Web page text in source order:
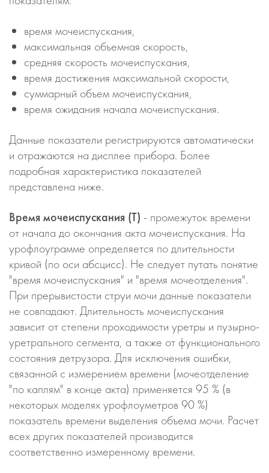
время мочеиспускания,
максимальная объемная скорость,
средняя скорость мочеиспускания,
время достижения максимальной скорости,
суммарный объем мочеиспускания,
время ожидания начала мочеиспускания.
Данные показатели регистрируются автоматически
и отражаются на дисплее прибора. Более
подробная характеристика показателей
представлена ниже.
Время мочеиспускания (T) - промежуток времени
от начала до окончания акта мочеиспускания. На
урофлоуграмме определяется по длительности
кривой (по оси абсцисс). Не следует путать понятие
"время мочеиспускания" и "время мочеотделения".
При прерывистости струи мочи данные показатели
не совпадают. Длительность мочеиспускания
зависит от степени проходимости уретры и пузырно-
уретрального сегмента, а также от функционального
состояния детрузора. Для исключения ошибки,
связанной с измерением времени (мочеотделение
"по каплям" в конце акта) применяется 95 % (в
некоторых моделях урофлоуметров 90 %)
показатель времени выделения объема мочи. Расчет
всех других показателей производится
соответственно измеренному времени.